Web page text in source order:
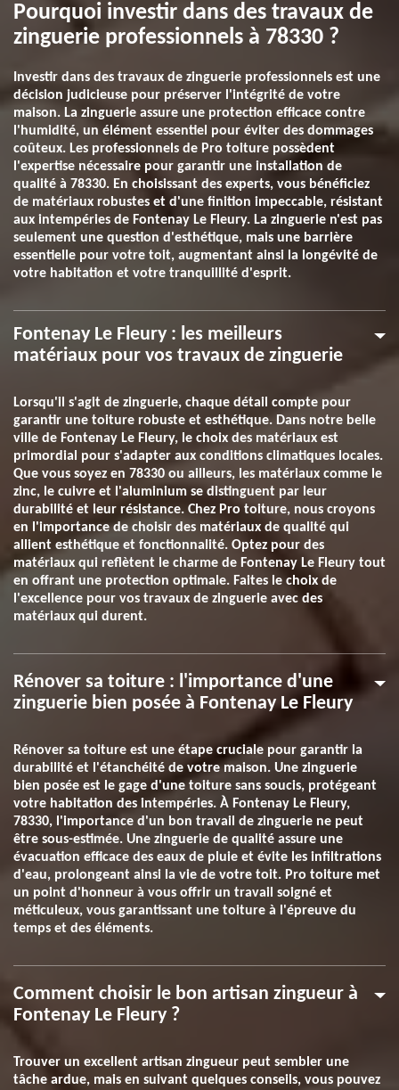
Pourquoi investir dans des travaux de
zinguerie professionnels à 78330 ?
Investir dans des travaux de zinguerie professionnels est une
décision judicieuse pour préserver l'intégrité de votre
maison. La zinguerie assure une protection efficace contre
l'humidité, un élément essentiel pour éviter des dommages
coûteux. Les professionnels de Pro toiture possèdent
l'expertise nécessaire pour garantir une installation de
qualité à 78330. En choisissant des experts, vous bénéficiez
de matériaux robustes et d'une finition impeccable, résistant
aux intempéries de Fontenay Le Fleury. La zinguerie n'est pas
seulement une question d'esthétique, mais une barrière
essentielle pour votre toit, augmentant ainsi la longévité de
votre habitation et votre tranquillité d'esprit.
Fontenay Le Fleury : les meilleurs
matériaux pour vos travaux de zinguerie
Lorsqu'il s'agit de zinguerie, chaque détail compte pour
garantir une toiture robuste et esthétique. Dans notre belle
ville de Fontenay Le Fleury, le choix des matériaux est
primordial pour s'adapter aux conditions climatiques locales.
Que vous soyez en 78330 ou ailleurs, les matériaux comme le
zinc, le cuivre et l'aluminium se distinguent par leur
durabilité et leur résistance. Chez Pro toiture, nous croyons
en l'importance de choisir des matériaux de qualité qui
allient esthétique et fonctionnalité. Optez pour des
matériaux qui reflètent le charme de Fontenay Le Fleury tout
en offrant une protection optimale. Faites le choix de
l'excellence pour vos travaux de zinguerie avec des
matériaux qui durent.
Rénover sa toiture : l'importance d'une
zinguerie bien posée à Fontenay Le Fleury
Rénover sa toiture est une étape cruciale pour garantir la
durabilité et l'étanchéité de votre maison. Une zinguerie
bien posée est le gage d'une toiture sans soucis, protégeant
votre habitation des intempéries. À Fontenay Le Fleury,
78330, l'importance d'un bon travail de zinguerie ne peut
être sous-estimée. Une zinguerie de qualité assure une
évacuation efficace des eaux de pluie et évite les infiltrations
d'eau, prolongeant ainsi la vie de votre toit. Pro toiture met
un point d'honneur à vous offrir un travail soigné et
méticuleux, vous garantissant une toiture à l'épreuve du
temps et des éléments.
Comment choisir le bon artisan zingueur à
Fontenay Le Fleury ?
Trouver un excellent artisan zingueur peut sembler une
tâche ardue, mais en suivant quelques conseils, vous pouvez